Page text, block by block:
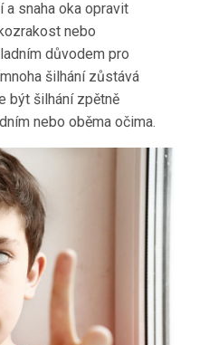
a snaha oka opravit
nebo
důvodem pro
šilhání zůstává
být šilhání zpětně
nebo oběma očima.